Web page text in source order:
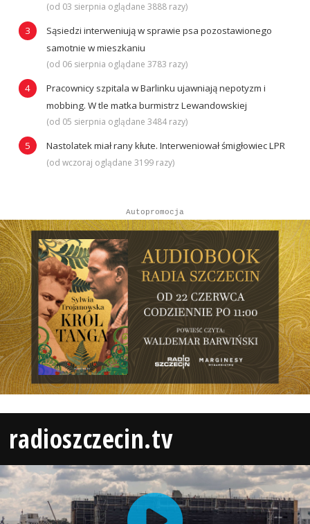
(od 03 sierpnia oglądane 3888 razy)
Sąsiedzi interweniują w sprawie psa pozostawionego
samotnie w mieszkaniu
(od 06 sierpnia oglądane 3783 razy)
Pracownicy szpitala w Barlinku ujawniają nepotyzm i
mobbing. W tle matka burmistrz Lewandowskiej
(od 05 sierpnia oglądane 3484 razy)
Nastolatek miał rany kłute. Interweniował śmigłowiec LPR
(od wczoraj oglądane 3199 razy)
Autopromocja
radioszczecin.tv